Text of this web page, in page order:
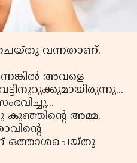
ചെയ്തു വന്നതാണ്.
അവളെ
കുഞ്ഞിന്റെ അമ്മ.
ഒത്താശചെയ്തു